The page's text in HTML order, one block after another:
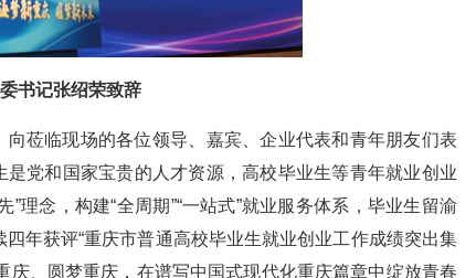
书记张绍荣致辞
莅临现场的各位领导、嘉宾、企业代表和青年朋友们表
党和国家宝贵的人才资源，高校毕业生等青年就业创业
理念，构建“全周期”“一站式”就业服务体系，毕业生留渝
年获评“重庆市普通高校毕业生就业创业工作成绩突出集
庆、圆梦重庆，在谱写中国式现代化重庆篇章中绽放青春